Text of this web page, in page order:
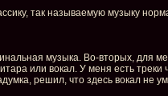
так называемую музыку
музыка. Во-вторых,
или вокал. У меня есть
решил, что здесь вокал не